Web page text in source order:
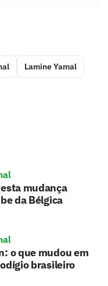
Lamine Yamal
mudança
da Bélgica
o que mudou em
brasileiro